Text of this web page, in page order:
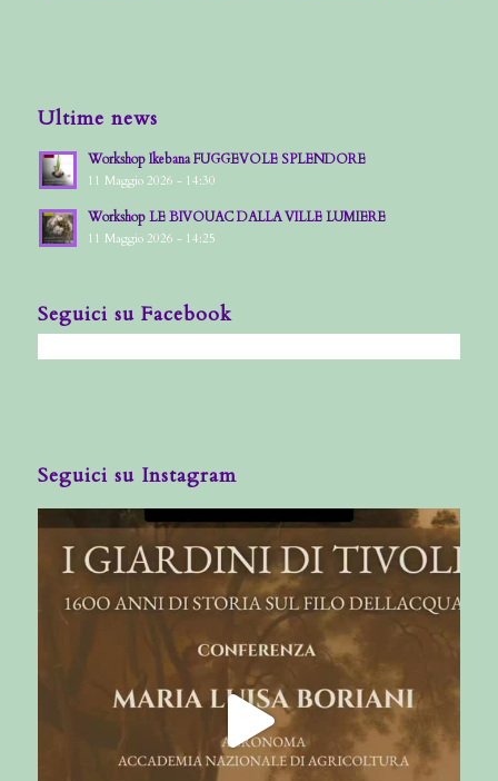
Ultime news
Workshop Ikebana FUGGEVOLE SPLENDORE
11 Maggio 2026 - 14:30
Workshop LE BIVOUAC DALLA VILLE LUMIERE
11 Maggio 2026 - 14:25
Seguici su Facebook
Seguici su Instagram